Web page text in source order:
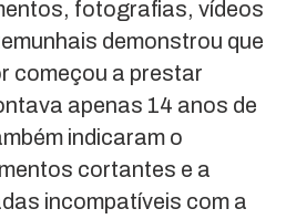
fotografias, vídeos
demonstrou que
começou a prestar
apenas 14 anos de
indicaram o
cortantes e a
incompatíveis com a